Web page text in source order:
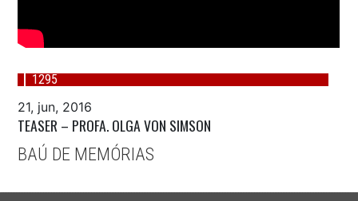
1295
21, jun, 2016
TEASER – PROFA. OLGA VON SIMSON
BAÚ DE MEMÓRIAS